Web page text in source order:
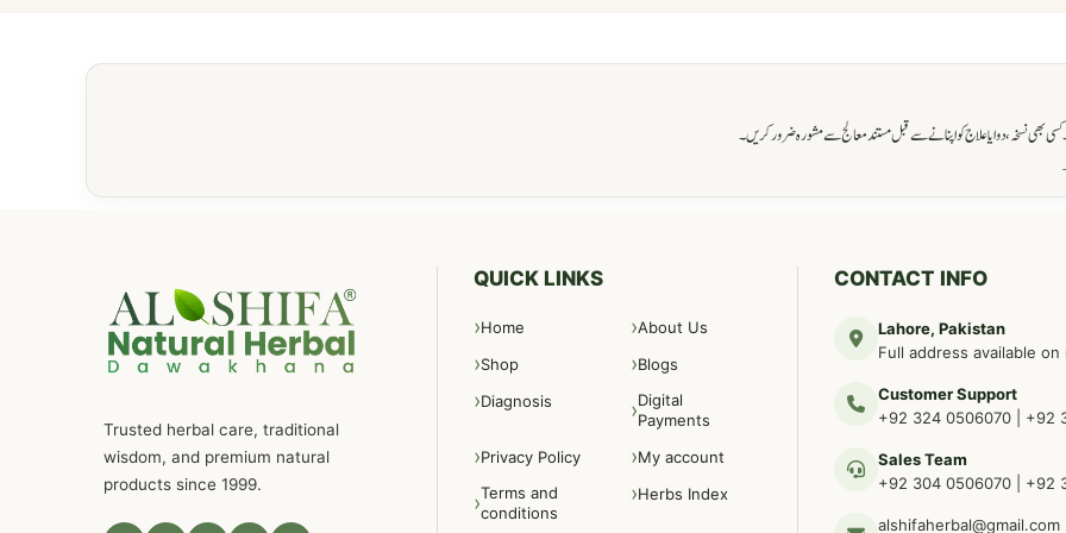
نسخہ، دوا یا علاج کو اپنانے سے قبل مستند معالج سے مشورہ ضرور کریں۔
Trusted herbal care, traditional
wisdom, and premium natural
products since 1999.
QUICK LINKS
Home
About Us
Shop
Blogs
Diagnosis
Digital
Payments
Privacy Policy
My account
Terms and
conditions
Herbs Index
CONTACT INFO
Lahore, Pakistan
Full address available
Customer Support
+92 324 0506070
+92
Sales Team
+92 304 0506070
+92
alshifaherbal@gmail.com